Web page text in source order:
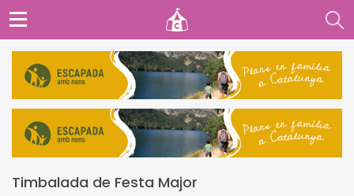
Timbalada de Festa Major